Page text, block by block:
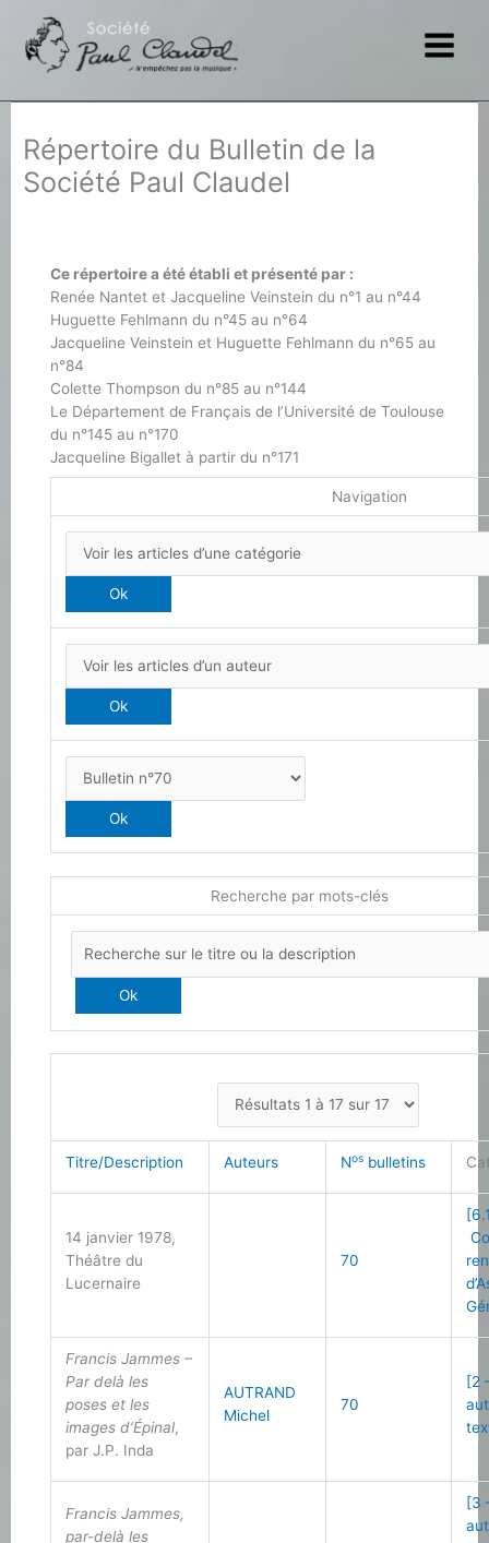
contenu
Répertoire du Bulletin de la
Société Paul Claudel
Ce répertoire a été établi et présenté par :
Renée Nantet et Jacqueline Veinstein du n°1 au n°44
Huguette Fehlmann du n°45 au n°64
Jacqueline Veinstein et Huguette Fehlmann du n°65 au
n°84
Colette Thompson du n°85 au n°144
Le Département de Français de l’Université de Toulouse
du n°145 au n°170
Jacqueline Bigallet à partir du n°171
Navigation
Recherche par mots-clés
Titre/Description Auteurs Nos bulletins
14 janvier 1978,
Théâtre du
Lucernaire
70
Francis Jammes –
Par delà les
poses et les
images d’Épinal,
par J.P. Inda
AUTRAND
Michel
70
[2
Francis Jammes,
par-delà les
[3